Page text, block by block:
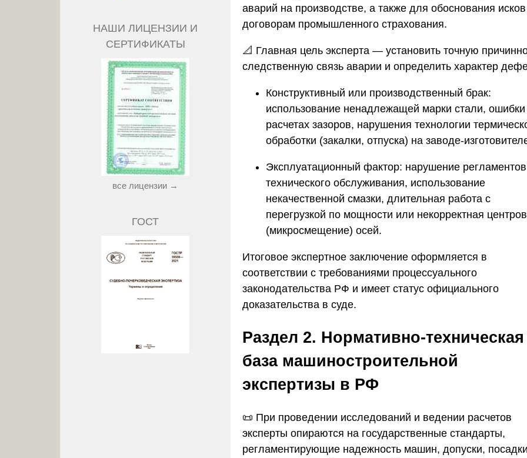
аварий на производстве, а также для обоснования
договорам промышленного страхования.
📐 Главная цель эксперта — установить точную
следственную связь аварии и определить характер
Конструктивный или производственный брак:
использование ненадлежащей марки стали,
расчетах зазоров, нарушения технологии
обработки (закалки, отпуска) на заводе-
Эксплуатационный фактор: нарушение регламентов
технического обслуживания, использование
некачественной смазки, длительная работа с
перегрузкой по мощности или некорректная
(микросмещение) осей.
Итоговое экспертное заключение оформляется в
соответствии с требованиями процессуального
законодательства РФ и имеет статус официального
доказательства в суде.
Раздел 2. Нормативно-техническая
база машиностроительной
экспертизы в РФ
📜 При проведении исследований и ведении расчетов
эксперты опираются на государственные стандарты,
регламентирующие надежность машин, допуски,
НАШИ ЛИЦЕНЗИИ И
СЕРТИФИКАТЫ
все лицензии →
ГОСТ